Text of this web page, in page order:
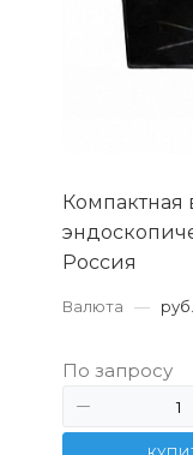
Компактная
Россия
Валюта — руб.
По запросу